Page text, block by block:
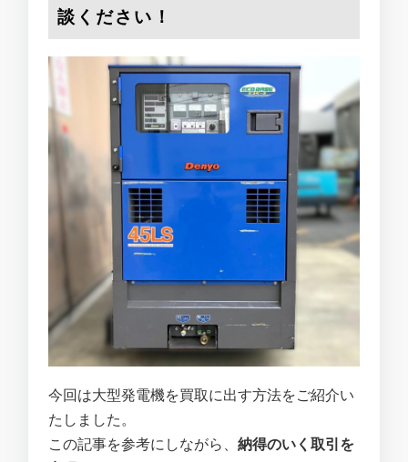
談ください！
今回は大型発電機を買取に出す方法をご紹介い
たしました。
この記事を参考にしながら、納得のいく取引を